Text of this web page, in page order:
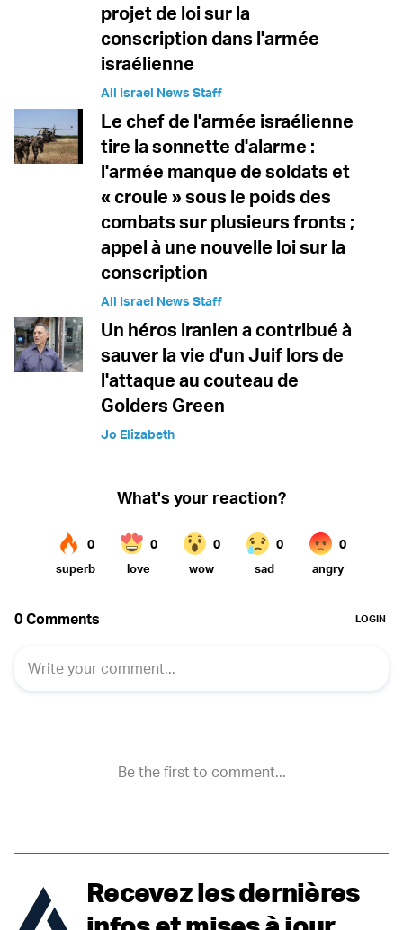
projet de loi sur la
conscription dans l'armée
israélienne
All Israel News Staff
Le chef de l'armée israélienne
tire la sonnette d'alarme :
l'armée manque de soldats et
« croule » sous le poids des
combats sur plusieurs fronts ;
appel à une nouvelle loi sur la
conscription
All Israel News Staff
Un héros iranien a contribué à
sauver la vie d'un Juif lors de
l'attaque au couteau de
Golders Green
Jo Elizabeth
Recevez les dernières